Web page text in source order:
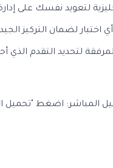
لتعويد نفسك على
لضمان التركيز
لتحديد التقدم الذي
المباشر: اضغط "تحميل